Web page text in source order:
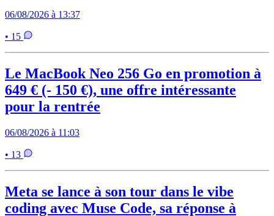
06/08/2026 à 13:37
• 15
Le MacBook Neo 256 Go en promotion à
649 € (- 150 €), une offre intéressante
pour la rentrée
06/08/2026 à 11:03
• 13
Meta se lance à son tour dans le vibe
coding avec Muse Code, sa réponse à